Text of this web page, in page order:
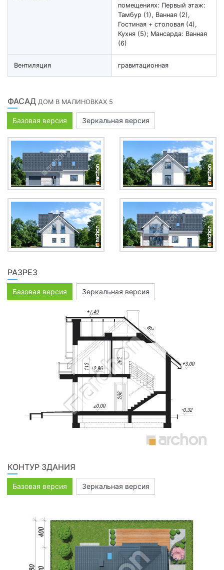
помещениях: Первый этаж:
Тамбур (1), Ванная (2),
Гостиная + столовая (4),
Кухня (5); Мансарда: Ванная
(6)
Вентиляция гравитационная
ФАСАД ДОМ В МАЛИНОВКАХ 5
Базовая версия Зеркальная версия
РАЗРЕЗ
Базовая версия Зеркальная версия
КОНТУР ЗДАНИЯ
Базовая версия Зеркальная версия